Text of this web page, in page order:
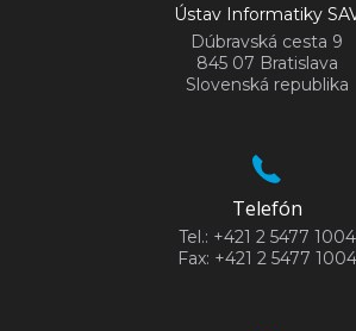
Ústav Informatiky
Dúbravská cesta 9
845 07 Bratislava
Slovenská republika
Telefón
Tel.: +421 2 5477 1004
Fax: +421 2 5477 1004